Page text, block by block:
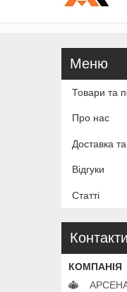
Товари та
Про нас
Доставка
Відгуки
Статті
Контакти